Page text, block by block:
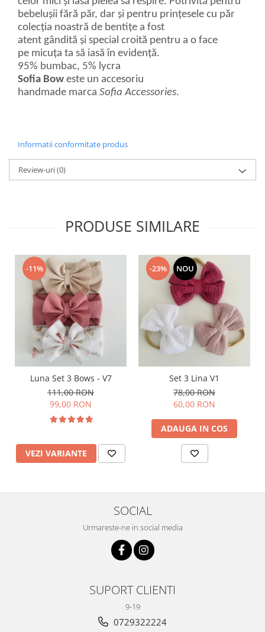
bebelușii fără păr, dar și pentru prințesele cu păr
colecția noastră de bentițe a fost
atent gândită și special croită pentru a o face
pe micuța ta să iasă în evidență.
95% bumbac, 5% lycra
Sofia Bow este un accesoriu
handmade marca Sofia Accessories.
Informatii conformitate produs
Review-uri(0)
PRODUSE SIMILARE
-11%
Luna Set 3 Bows - V7
111,00 RON
99,00 RON
VEZI VARIANTE
-23% NOU
Set 3 Lina V1
78,00 RON
60,00 RON
ADAUGA IN COS
SOCIAL
Urmareste-ne in social media
SUPORT CLIENTI
9-19
0729322224